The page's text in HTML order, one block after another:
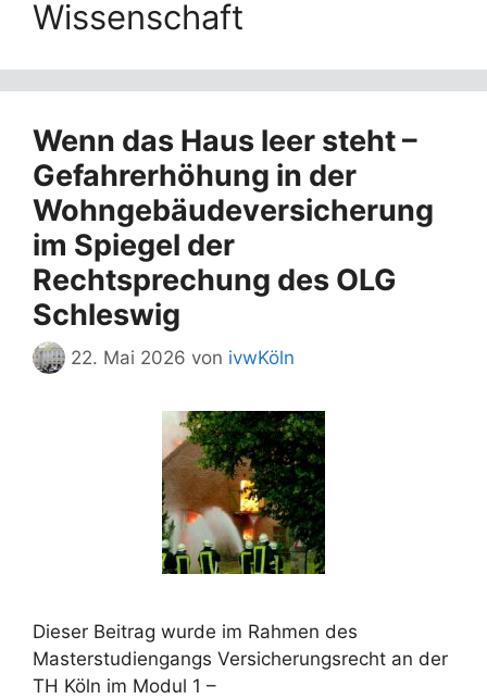
Wissenschaft
Wenn das Haus leer steht –
Gefahrerhöhung in der
Wohngebäudeversicherung
im Spiegel der
Rechtsprechung des OLG
Schleswig
22. Mai 2026 von ivwKöln
Dieser Beitrag wurde im Rahmen des
Masterstudiengangs Versicherungsrecht an der
TH Köln im Modul 1 –